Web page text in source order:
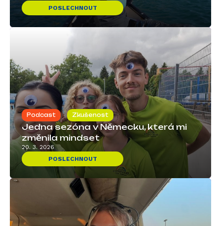
POSLECHNOUT
Podcast Zkušenost
Jedna sezóna v Německu, která mi
změnila mindset
20. 3. 2026
POSLECHNOUT